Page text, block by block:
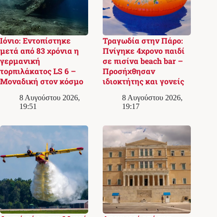
Ιόνιο: Εντοπίστηκε
μετά από 83 χρόνια η
γερμανική
τορπιλάκατος LS 6 –
Μοναδική στον κόσμο
8 Αυγούστου 2026,
19:51
Τραγωδία στην Πάρο:
Πνίγηκε 4χρονο παιδί
σε πισίνα beach bar –
Προσήχθησαν
ιδιοκτήτης και γονείς
8 Αυγούστου 2026,
19:17